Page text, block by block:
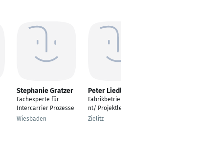
Stephanie Gratzer
Fachexperte für
Intercarrier Prozesse
Wiesbaden
Peter Liedloff
Fabrikbetriebsassiste
nt/ Projektleiter
Zielitz